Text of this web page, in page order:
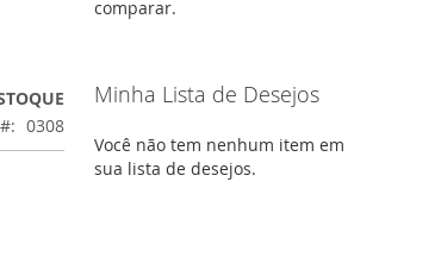
0308
comparar.
Minha Lista de Desejos
Você não tem nenhum item em
sua lista de desejos.